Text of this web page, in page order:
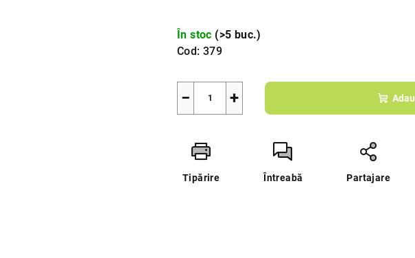
preţ:
În stoc (>5 buc.)
Cod: 379
+
−
Tipărire Întreabă Partajare